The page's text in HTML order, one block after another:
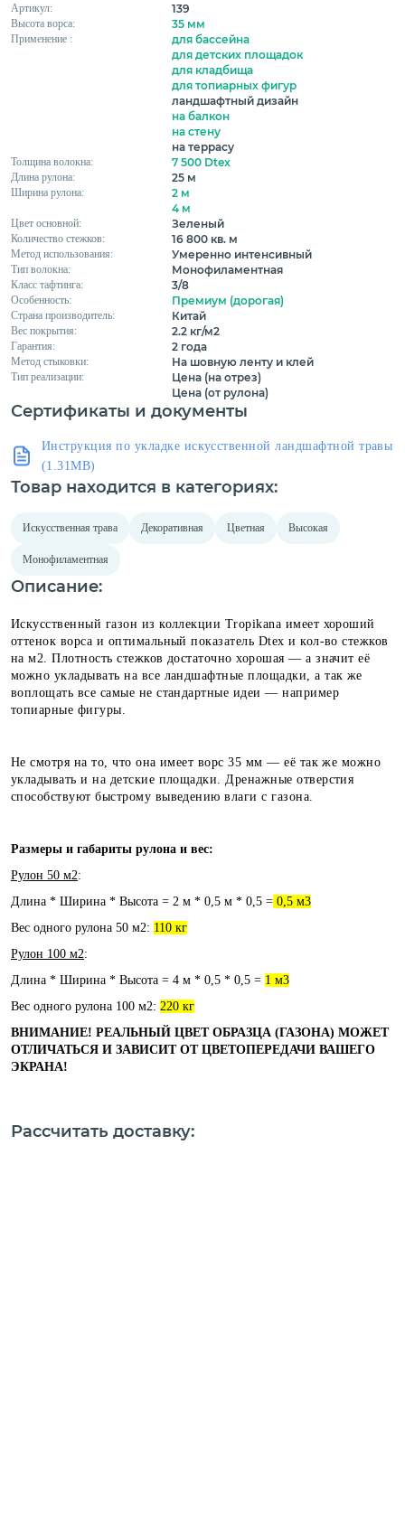
Артикул: 139
Высота ворса: 35 мм
Применение :
для бассейна
для детских площадок
для кладбища
для топиарных фигур
ландшафтный дизайн
на балкон
на стену
на террасу
Толщина волокна: 7 500 Dtex
Длина рулона: 25 м
Ширина рулона:
2 м
4 м
Цвет основной: Зеленый
Количество стежков: 16 800 кв. м
Метод использования: Умеренно интенсивный
Тип волокна: Монофиламентная
Класс тафтинга: 3/8
Особенность: Премиум (дорогая)
Страна производитель: Китай
Вес покрытия: 2.2 кг/м2
Гарантия: 2 года
Метод стыковки: На шовную ленту и клей
Тип реализации:
Цена (на отрез)
Цена (от рулона)
Сертификаты и документы
Инструкция по укладке искусственной ландшафтной травы
(1.31MB)
Товар находится в категориях:
Искусственная трава Декоративная Цветная Высокая
Монофиламентная
Описание:
Искусственный газон из коллекции Tropikana имеет хороший
оттенок ворса и оптимальный показатель Dtex и кол-во стежков
на м2. Плотность стежков достаточно хорошая — а значит её
можно укладывать на все ландшафтные площадки, а так же
воплощать все самые не стандартные идеи — например
топиарные фигуры.
Не смотря на то, что она имеет ворс 35 мм — её так же можно
укладывать и на детские площадки. Дренажные отверстия
способствуют быстрому выведению влаги с газона.
Размеры и габариты рулона и вес:
Рулон 50 м2:
Длина * Ширина * Высота = 2 м * 0,5 м * 0,5 = 0,5 м3
Вес одного рулона 50 м2: 110 кг
Рулон 100 м2:
Длина * Ширина * Высота = 4 м * 0,5 * 0,5 = 1 м3
Вес одного рулона 100 м2: 220 кг
ВНИМАНИЕ! РЕАЛЬНЫЙ ЦВЕТ ОБРАЗЦА (ГАЗОНА) МОЖЕТ
ОТЛИЧАТЬСЯ И ЗАВИСИТ ОТ ЦВЕТОПЕРЕДАЧИ ВАШЕГО
ЭКРАНА!
Рассчитать доставку: